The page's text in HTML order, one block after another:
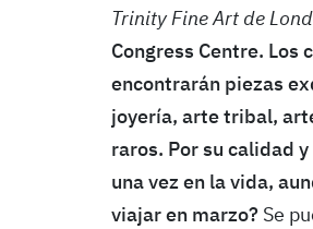
Trinity Fine Art de
Congress Centre.
encontrarán piezas
joyería, arte tribal,
raros. Por su calidad
una vez en la vida,
viajar en marzo? Se